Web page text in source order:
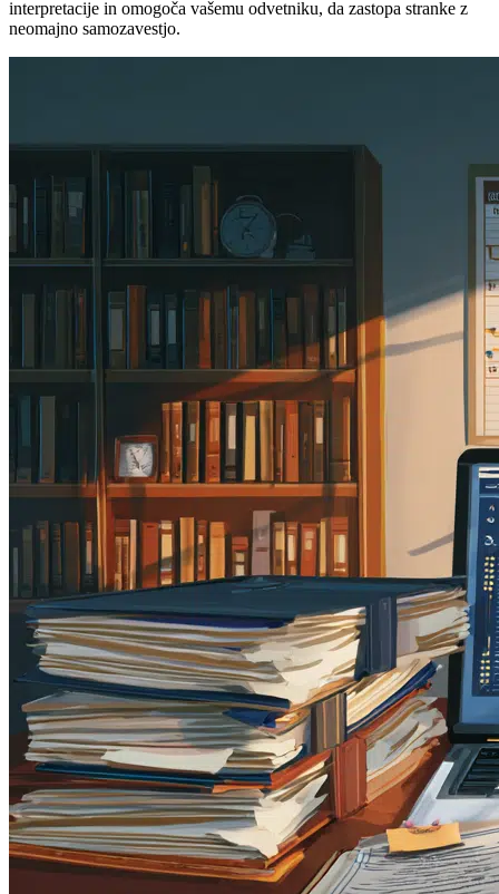
interpretacije in omogoča vašemu odvetniku, da zastopa stranke z
neomajno samozavestjo.